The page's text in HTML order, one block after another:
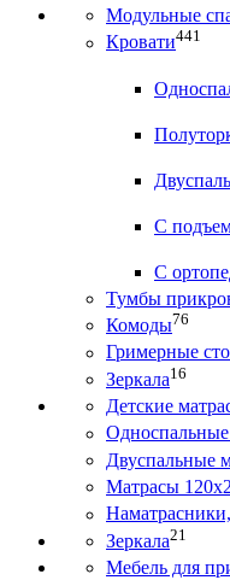
Модульные
Кровати441
С
С
Тумбы
Комоды76
Гримерные
Зеркала16
Детские
Двуспальные
Матрасы
Зеркала21
Мебель для